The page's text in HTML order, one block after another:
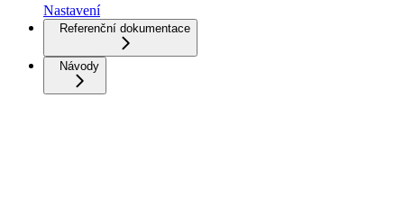
Nastavení
Referenční dokumentace
Návody